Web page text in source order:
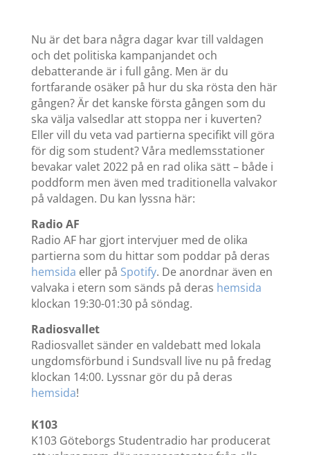
Nu är det bara några dagar kvar till valdagen
och det politiska kampanjandet och
debatterande är i full gång. Men är du
fortfarande osäker på hur du ska rösta den här
gången? Är det kanske första gången som du
ska välja valsedlar att stoppa ner i kuverten?
Eller vill du veta vad partierna specifikt vill göra
för dig som student? Våra medlemsstationer
bevakar valet 2022 på en rad olika sätt – både i
poddform men även med traditionella valvakor
på valdagen. Du kan lyssna här:
Radio AF
Radio AF har gjort intervjuer med de olika
partierna som du hittar som poddar på deras
hemsida eller på Spotify. De anordnar även en
valvaka i etern som sänds på deras hemsida
klockan 19:30-01:30 på söndag.
Radiosvallet
Radiosvallet sänder en valdebatt med lokala
ungdomsförbund i Sundsvall live nu på fredag
klockan 14:00. Lyssnar gör du på deras
hemsida!
K103
K103 Göteborgs Studentradio har producerat